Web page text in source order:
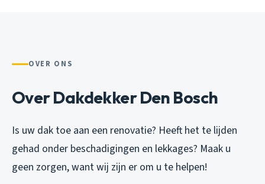
OVER ONS
Over Dakdekker Den Bosch
Is uw dak toe aan een renovatie? Heeft het te lijden
gehad onder beschadigingen en lekkages? Maak u
geen zorgen, want wij zijn er om u te helpen!